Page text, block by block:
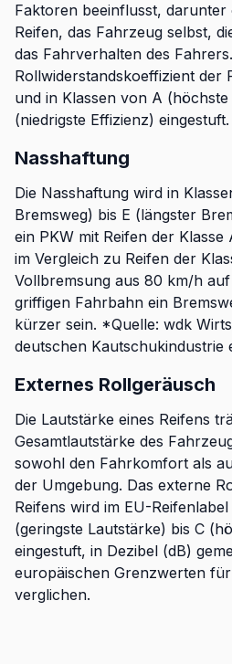
Faktoren beeinflusst, darunter
Reifen, das Fahrzeug selbst,
das Fahrverhalten des
Rollwiderstandskoeffizient der
und in Klassen von A (höchste
(niedrigste Effizienz) eingestuft.
Nasshaftung
Die Nasshaftung wird in
Bremsweg) bis E (längster
ein PKW mit Reifen der
im Vergleich zu Reifen der
Vollbremsung aus 80 km/h
griffigen Fahrbahn ein
kürzer sein. *Quelle: wdk
deutschen Kautschukindustrie
Externes Rollgeräusch
Die Lautstärke eines Reifens
Gesamtlautstärke des
sowohl den Fahrkomfort als
der Umgebung. Das externe
Reifens wird im EU-
(geringste Lautstärke) bis C
eingestuft, in Dezibel (dB)
europäischen Grenzwerten
verglichen.